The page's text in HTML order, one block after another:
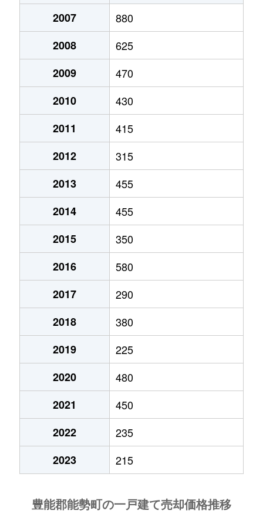
2007
880
2008
625
2009
470
2010
430
2011
415
2012
315
2013
455
2014
455
2015
350
2016
580
2017
290
2018
380
2019
225
2020
480
2021
450
2022
235
2023
215